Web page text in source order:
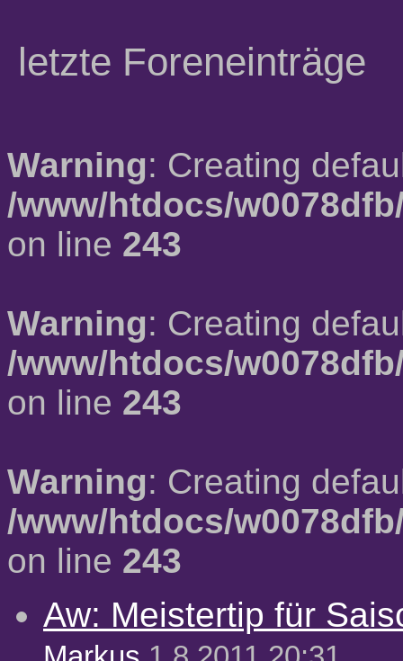
letzte Foreneinträge
Warning: Creating
/www/htdocs/
on line 243
Warning: Creating
/www/htdocs/
on line 243
Warning: Creating
/www/htdocs/
on line 243
Aw: Meistertip für